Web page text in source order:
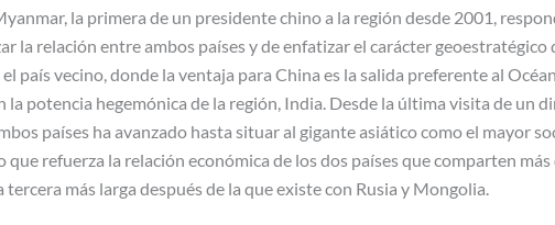
la primera de un presidente chino a la región desde 2001,
la relación entre ambos países y de enfatizar el carácter geoestratégico
país vecino, donde la ventaja para China es la salida preferente al
la potencia hegemónica de la región, India. Desde la última visita de un
países ha avanzado hasta situar al gigante asiático como el mayor
que refuerza la relación económica de los dos países que comparten más
más larga después de la que existe con Rusia y Mongolia.